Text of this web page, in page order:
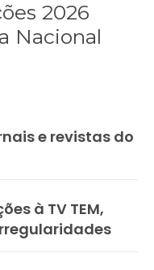
2026
Nacional
e revistas do
à TV TEM,